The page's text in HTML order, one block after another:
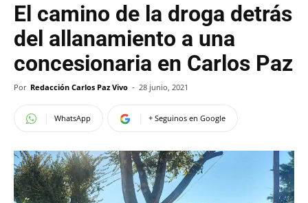
El camino de la droga detrás
del allanamiento a una
concesionaria en Carlos Paz
Por Redacción Carlos Paz Vivo - 28 junio, 2021
WhatsApp + Seguinos en Google